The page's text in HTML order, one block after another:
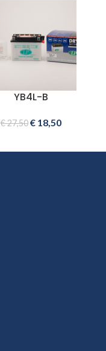
YB4L-B
€27,50€ 18,50